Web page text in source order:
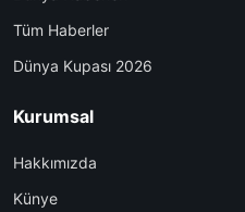
Tüm Haberler
Dünya Kupası 2026
Kurumsal
Hakkımızda
Künye